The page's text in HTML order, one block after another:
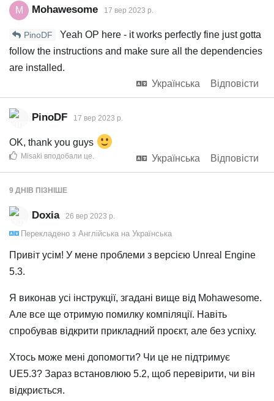
M Mohawesome 17 вер 2023 р.
PinoDF
Yeah OP here - it works perfectly fine just gotta
follow the instructions and make sure all the dependencies
are installed.
Українська
Відповісти
PinoDF 17 вер 2023 р.
OK, thank you guys
Українська
Відповісти
Misaki вподобали це.
9 ДНІВ ПІЗНІШЕ
Doxia 26 вер 2023 р.
Перекладено з Англійська на Українська
Привіт усім! У мене проблеми з версією Unreal Engine
5.3.
Я виконав усі інструкції, згадані вище від Mohawesome.
Але все ще отримую помилку компіляції. Навіть
спробував відкрити прикладний проєкт, але без успіху.
Хтось може мені допомогти? Чи це не підтримує
UE5.3? Зараз встановлюю 5.2, щоб перевірити, чи він
відкриється.